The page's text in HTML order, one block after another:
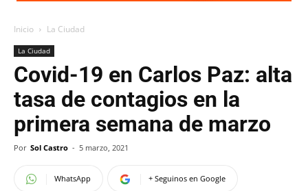
Inicio La Ciudad
La Ciudad
Covid-19 en Carlos Paz: alta
tasa de contagios en la
primera semana de marzo
Por Sol Castro - 5 marzo, 2021
WhatsApp + Seguinos en Google